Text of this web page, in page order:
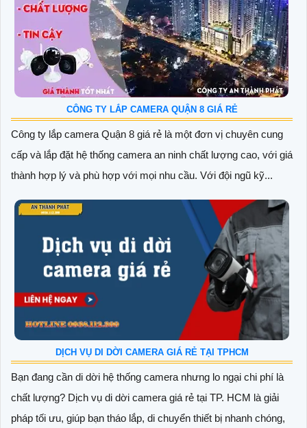
CÔNG TY LẮP CAMERA QUẬN 8 GIÁ RẺ
Công ty lắp camera Quận 8 giá rẻ là một đơn vị chuyên cung
cấp và lắp đặt hệ thống camera an ninh chất lượng cao, với giá
thành hợp lý và phù hợp với mọi nhu cầu. Với đội ngũ kỹ...
DỊCH VỤ DI DỜI CAMERA GIÁ RẺ TẠI TPHCM
Bạn đang cần di dời hệ thống camera nhưng lo ngại chi phí là
chất lượng? Dịch vụ di dời camera giá rẻ tại TP. HCM là giải
pháp tối ưu, giúp bạn tháo lắp, di chuyển thiết bị nhanh chóng,